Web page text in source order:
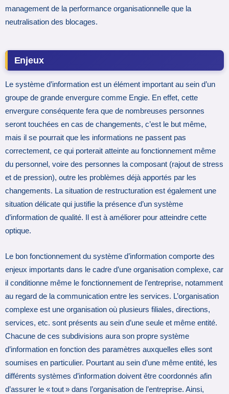
management de la performance organisationnelle que la
neutralisation des blocages.
Enjeux
Le système d’information est un élément important au sein d’un
groupe de grande envergure comme Engie. En effet, cette
envergure conséquente fera que de nombreuses personnes
seront touchées en cas de changements, c’est le but même,
mais il se pourrait que les informations ne passent pas
correctement, ce qui porterait atteinte au fonctionnement même
du personnel, voire des personnes la composant (rajout de stress
et de pression), outre les problèmes déjà apportés par les
changements. La situation de restructuration est également une
situation délicate qui justifie la présence d’un système
d’information de qualité. Il est à améliorer pour atteindre cette
optique.
Le bon fonctionnement du système d’information comporte des
enjeux importants dans le cadre d’une organisation complexe, car
il conditionne même le fonctionnement de l’entreprise, notamment
au regard de la communication entre les services. L’organisation
complexe est une organisation où plusieurs filiales, directions,
services, etc. sont présents au sein d’une seule et même entité.
Chacune de ces subdivisions aura son propre système
d’information en fonction des paramètres auxquelles elles sont
soumises en particulier. Pourtant au sein d’une même entité, les
différents systèmes d’information doivent être coordonnés afin
d’assurer le « tout » dans l’organisation de l’entreprise. Ainsi,